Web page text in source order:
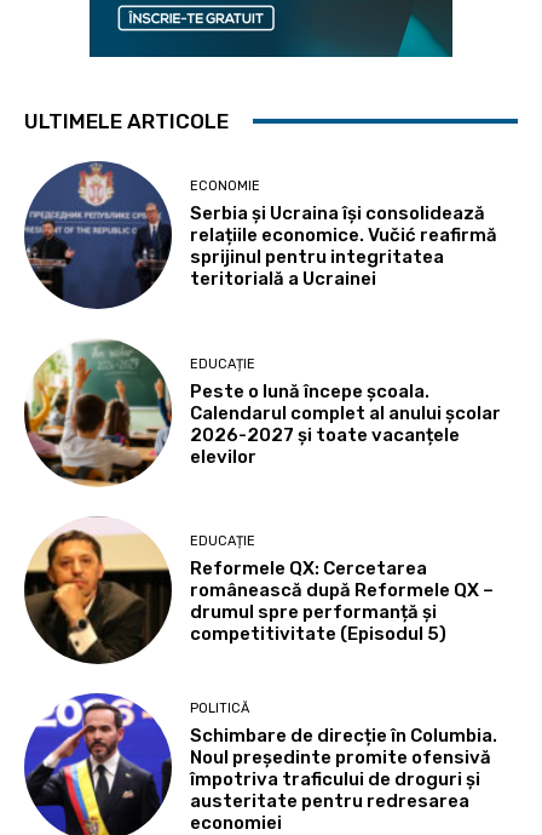
ULTIMELE ARTICOLE
ECONOMIE
Serbia și Ucraina își consolidează
relațiile economice. Vučić reafirmă
sprijinul pentru integritatea
teritorială a Ucrainei
EDUCAȚIE
Peste o lună începe școala.
Calendarul complet al anului școlar
2026-2027 și toate vacanțele
elevilor
EDUCAȚIE
Reformele QX: Cercetarea
românească după Reformele QX –
drumul spre performanță și
competitivitate (Episodul 5)
POLITICĂ
Schimbare de direcție în Columbia.
Noul președinte promite ofensivă
împotriva traficului de droguri și
austeritate pentru redresarea
economiei